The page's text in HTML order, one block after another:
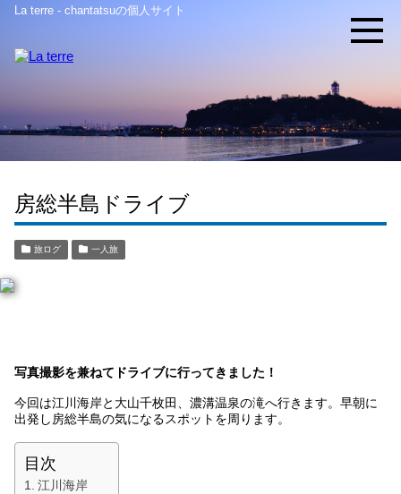
La terre - chantatsuの個人サイト
房総半島ドライブ
旅ログ 一人旅
写真撮影を兼ねてドライブに行ってきました！
今回は江川海岸と大山千枚田、濃溝温泉の滝へ行きます。早朝に
出発し房総半島の気になるスポットを周ります。
目次
江川海岸